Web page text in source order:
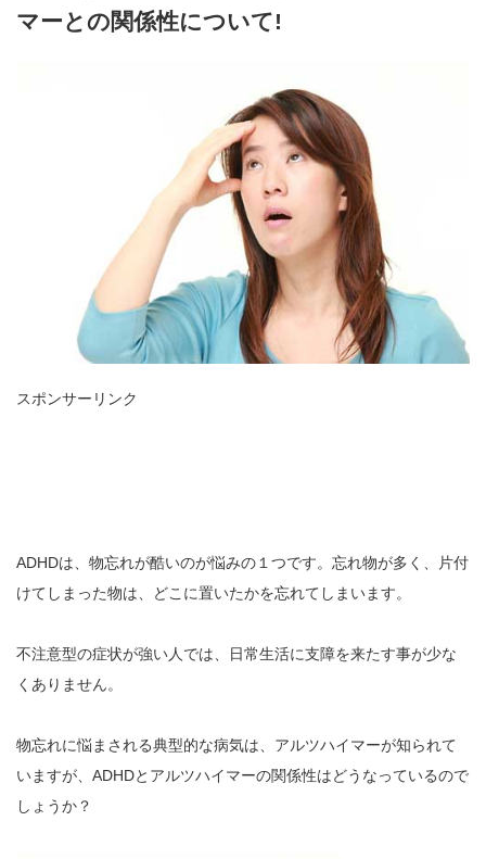
マーとの関係性について!
スポンサーリンク
ADHDは、物忘れが酷いのが悩みの１つです。忘れ物が多く、片付
けてしまった物は、どこに置いたかを忘れてしまいます。
不注意型の症状が強い人では、日常生活に支障を来たす事が少な
くありません。
物忘れに悩まされる典型的な病気は、アルツハイマーが知られて
いますが、ADHDとアルツハイマーの関係性はどうなっているので
しょうか？